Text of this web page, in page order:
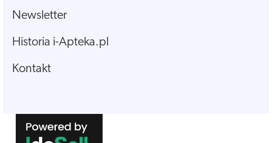
Newsletter
Historia i-Apteka.pl
Kontakt